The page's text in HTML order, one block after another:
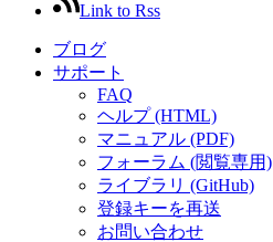
Link to Rss
ブログ
サポート
FAQ
ヘルプ (HTML)
マニュアル (PDF)
フォーラム (閲覧専用)
ライブラリ (GitHub)
登録キーを再送
お問い合わせ